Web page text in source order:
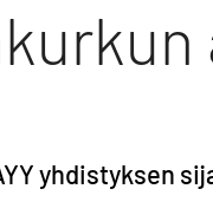
yhdistyksen